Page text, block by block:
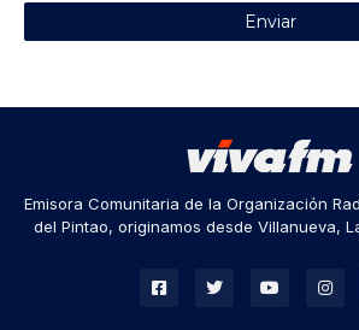
Emisora Comunitaria de la Organización
del Pintao, originamos desde Villanueva,